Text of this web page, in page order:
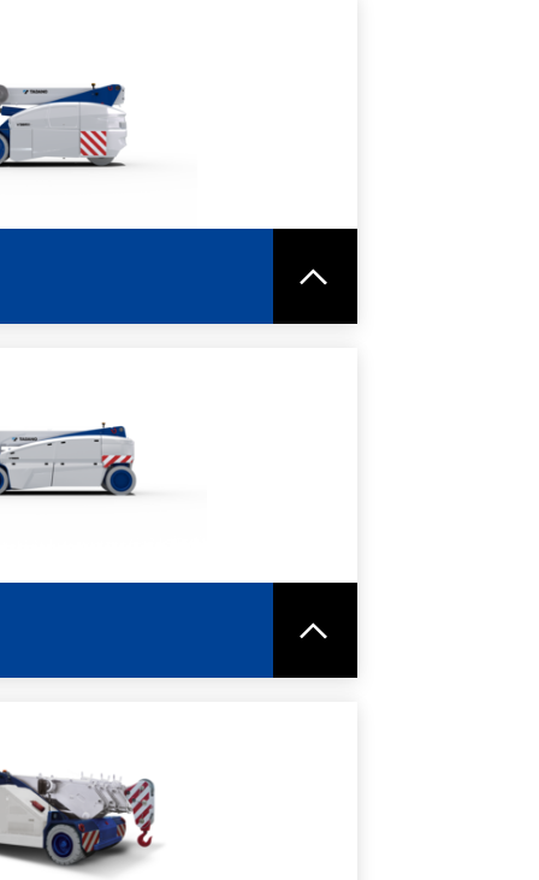
TECNICA
INFORMAZIONI
INFORMAZIONI
TECNICA